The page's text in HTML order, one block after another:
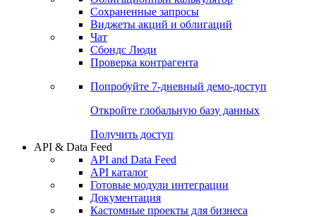
Сохраненные запросы
Виджеты акций и облигаций
Чат
Сбондс Люди
Проверка контрагента
Попробуйте 7-дневный демо-доступ
Откройте глобальную базу данных
Получить доступ
API & Data Feed
API and Data Feed
API каталог
Готовые модули интеграции
Документация
Кастомные проекты для бизнеса